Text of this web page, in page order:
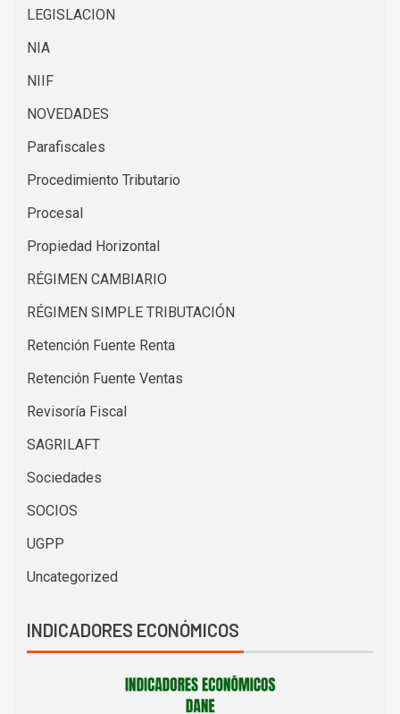
LEGISLACION
NIA
NIIF
NOVEDADES
Parafiscales
Procedimiento Tributario
Procesal
Propiedad Horizontal
RÉGIMEN CAMBIARIO
RÉGIMEN SIMPLE TRIBUTACIÓN
Retención Fuente Renta
Retención Fuente Ventas
Revisoría Fiscal
SAGRILAFT
Sociedades
SOCIOS
UGPP
Uncategorized
INDICADORES ECONÓMICOS